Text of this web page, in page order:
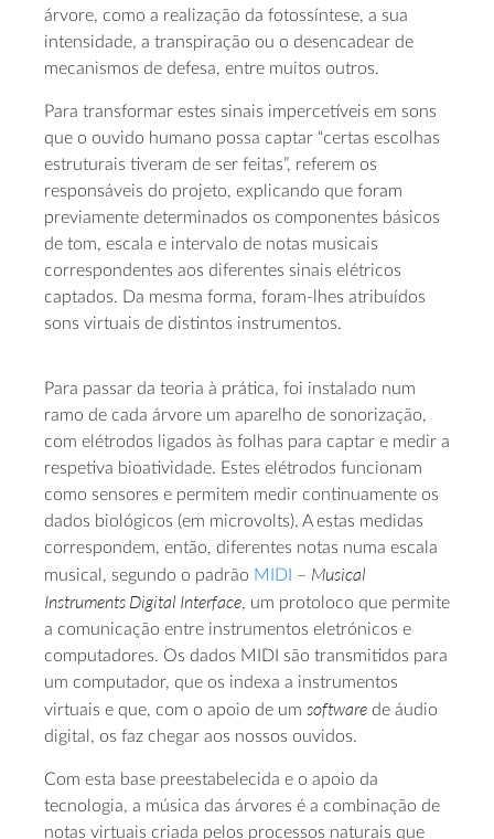
árvore, como a realização da fotossíntese, a sua
intensidade, a transpiração ou o desencadear de
mecanismos de defesa, entre muitos outros.
Para transformar estes sinais impercetíveis em sons
que o ouvido humano possa captar “certas escolhas
estruturais tiveram de ser feitas”, referem os
responsáveis do projeto, explicando que foram
previamente determinados os componentes básicos
de tom, escala e intervalo de notas musicais
correspondentes aos diferentes sinais elétricos
captados. Da mesma forma, foram-lhes atribuídos
sons virtuais de distintos instrumentos.
Para passar da teoria à prática, foi instalado num
ramo de cada árvore um aparelho de sonorização,
com elétrodos ligados às folhas para captar e medir a
respetiva bioatividade. Estes elétrodos funcionam
como sensores e permitem medir continuamente os
dados biológicos (em microvolts). A estas medidas
correspondem, então, diferentes notas numa escala
musical, segundo o padrão MIDI – Musical
Instruments Digital Interface, um protoloco que permite
a comunicação entre instrumentos eletrónicos e
computadores. Os dados MIDI são transmitidos para
um computador, que os indexa a instrumentos
virtuais e que, com o apoio de um software de áudio
digital, os faz chegar aos nossos ouvidos.
Com esta base preestabelecida e o apoio da
tecnologia, a música das árvores é a combinação de
notas virtuais criada pelos processos naturais que